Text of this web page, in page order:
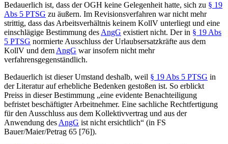
Bedauerlich ist, dass der OGH keine Gelegenheit hatte, sich zu § 19
Abs 5 PTSG zu äußern. Im Revisionsverfahren war nicht mehr
strittig, dass das Arbeitsverhältnis keinem KollV unterliegt und eine
einschlägige Bestimmung des AngG existiert nicht. Der in § 19 Abs
5 PTSG normierte Ausschluss der Urlaubsersatzkräfte aus dem
KollV und dem AngG war insofern nicht mehr
verfahrensgegenständlich.
Bedauerlich ist dieser Umstand deshalb, weil § 19 Abs 5 PTSG in
der Literatur auf erhebliche Bedenken gestoßen ist. So erblickt
Preiss in dieser Bestimmung „eine evidente Benachteiligung
befristet beschäftigter Arbeitnehmer. Eine sachliche Rechtfertigung
für den Ausschluss aus dem Kollektivvertrag und aus der
Anwendung des AngG ist nicht ersichtlich“ (in FS
Bauer/Maier/Petrag 65 [76]).